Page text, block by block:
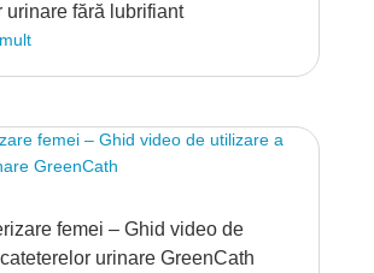
urinare fără lubrifiant
femei – Ghid video de
urinare GreenCath